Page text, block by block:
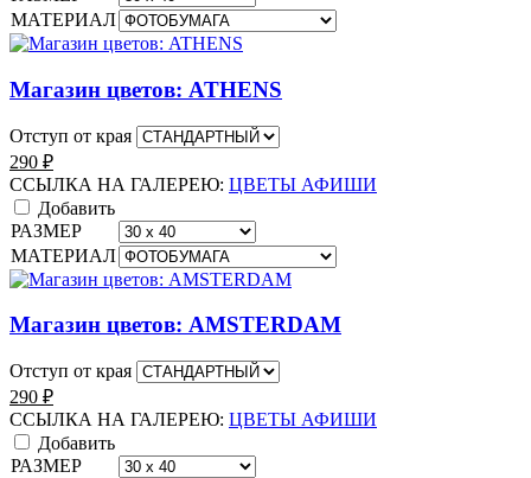
МАТЕРИАЛ
Магазин цветов: ATHENS
Отступ от края
290 ₽
ССЫЛКА НА ГАЛЕРЕЮ: ЦВЕТЫ АФИШИ
Добавить
РАЗМЕР
МАТЕРИАЛ
Магазин цветов: AMSTERDAM
Отступ от края
290 ₽
ССЫЛКА НА ГАЛЕРЕЮ: ЦВЕТЫ АФИШИ
Добавить
РАЗМЕР